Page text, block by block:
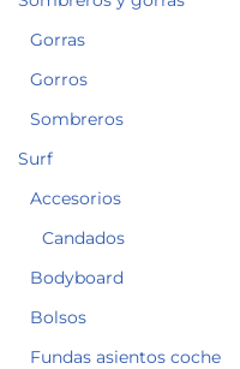
Gorras
Gorros
Sombreros
Surf
Accesorios
Candados
Bodyboard
Bolsos
Fundas asientos coche